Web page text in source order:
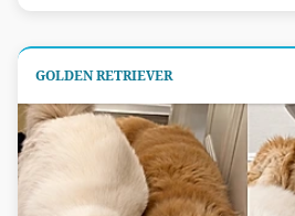
GOLDEN RETRIEVER